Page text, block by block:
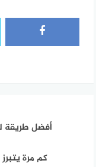
أفضل طريقة
كم مرة